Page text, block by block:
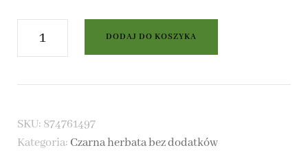
ilość
Czarna
herbata
FTGFOP1
DODAJ DO KOSZYKA
SKU: 874761497
Kategoria: Czarna herbata bez dodatków